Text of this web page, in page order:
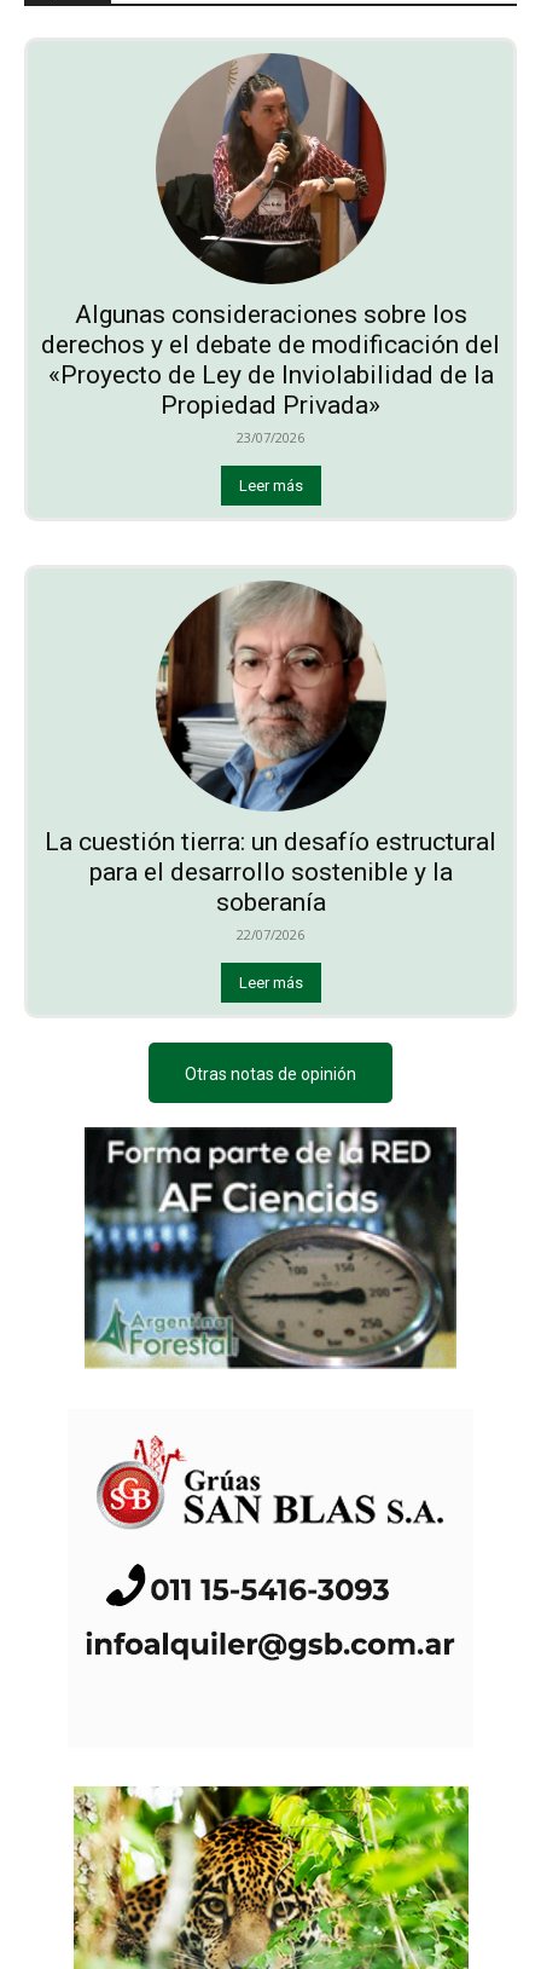
Algunas consideraciones sobre los
derechos y el debate de modificación del
«Proyecto de Ley de Inviolabilidad de la
Propiedad Privada»
23/07/2026
Leer más
La cuestión tierra: un desafío estructural
para el desarrollo sostenible y la
soberanía
22/07/2026
Leer más
Otras notas de opinión